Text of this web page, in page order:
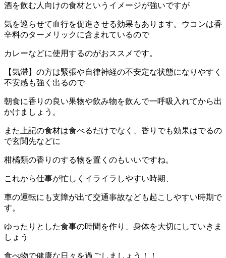
酒を飲む人向けの食材というイメージが強いですが
気を巡らせて血行を促進させる効果もあります。ウコンは香
辛料のターメリックに含まれているので
カレーなどに使用するのがおススメです。
【気滞】の方は緊張や自律神経の不安定な状態になりやすく
不安感も強く出るので
朝食に香りの良い果物や飲み物を飲んで一呼吸入れてから出
かけましょう。
また上記の食材は食べるだけでなく、香りでも効果はでるの
で玄関先などに
柑橘類の香りのする物を置くのもいいですね。
これから仕事が忙しくイライラしやすい時期、
車の運転にも支障が出て交通事故なども起こしやすい時期で
す。
ゆったりとした食事の時間を作り、身体を大切にしていきま
しょう
食べ物で健康な日々を過ごしましょう！！